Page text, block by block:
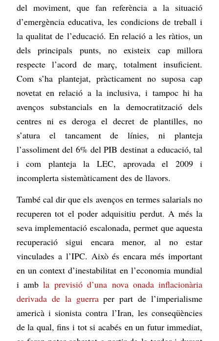
del moviment, que fan referència a la situació
d’emergència educativa, les condicions de treball i
la qualitat de l’educació. En relació a les ràtios, un
dels principals punts, no existeix cap millora
respecte l’acord de març, totalment insuficient.
Com s’ha plantejat, pràcticament no suposa cap
novetat en relació a la inclusiva, i tampoc hi ha
avenços substancials en la democratització dels
centres ni es deroga el decret de plantilles, no
s’atura el tancament de línies, ni planteja
l’assoliment del 6% del PIB destinat a educació, tal
i com planteja la LEC, aprovada el 2009 i
incomplerta sistemàticament des de llavors.
També cal dir que els avenços en termes salarials no
recuperen tot el poder adquisitiu perdut. A més la
seva implementació escalonada, permet que aquesta
recuperació sigui encara menor, al no estar
vinculades a l’IPC. Això és encara més important
en un context d’inestabilitat en l’economia mundial
i ambla previsió d’una nova onada inflacionària
derivada de la guerraper part de l’imperialisme
americà i sionista contra l’Iran, les conseqüències
de la qual, fins i tot si acabés en un futur immediat,